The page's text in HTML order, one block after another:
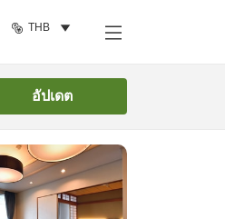
THB
อัปเดต
ค้นหาห้องพัก